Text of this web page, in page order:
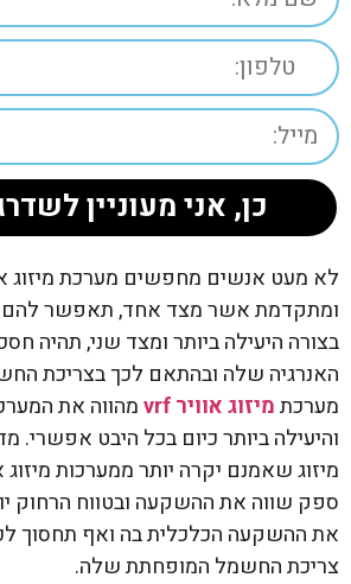
לא מעט אנשים מחפשים מערכת מיזוג
ומתקדמת אשר מצד אחד, תאפשר להם
בצורה היעילה ביותר ומצד שני, תהיה
האנרגיה שלה ובהתאם לכך בצריכת
מערכתמיזוג אווירvrfמהווה את
והיעילה ביותר כיום בכל היבט אפשרי.
מיזוג שאמנם יקרה יותר ממערכות
ספק שווה את ההשקעה ובטווח הרחוק
את ההשקעה הכלכלית בה ואף תחסוך
צריכת החשמל המופחתת שלה.
כן, אני מעוניין